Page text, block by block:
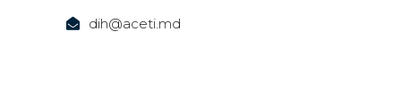
dih@aceti.md